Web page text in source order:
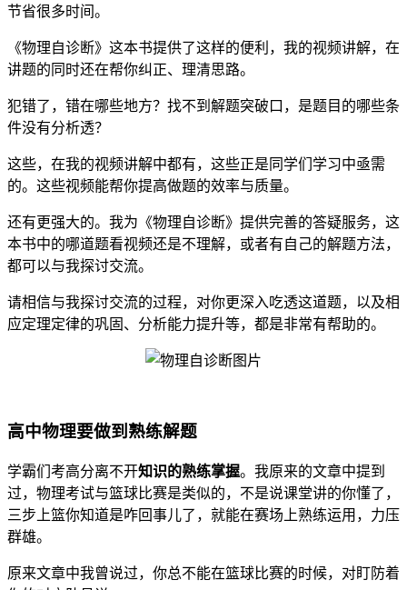
节省很多时间。
《物理自诊断》这本书提供了这样的便利，我的视频讲解，在
讲题的同时还在帮你纠正、理清思路。
犯错了，错在哪些地方？找不到解题突破口，是题目的哪些条
件没有分析透？
这些，在我的视频讲解中都有，这些正是同学们学习中亟需
的。这些视频能帮你提高做题的效率与质量。
还有更强大的。我为《物理自诊断》提供完善的答疑服务，这
本书中的哪道题看视频还是不理解，或者有自己的解题方法，
都可以与我探讨交流。
请相信与我探讨交流的过程，对你更深入吃透这道题，以及相
应定理定律的巩固、分析能力提升等，都是非常有帮助的。
高中物理要做到熟练解题
学霸们考高分离不开知识的熟练掌握。我原来的文章中提到
过，物理考试与篮球比赛是类似的，不是说课堂讲的你懂了，
三步上篮你知道是咋回事儿了，就能在赛场上熟练运用，力压
群雄。
原来文章中我曾说过，你总不能在篮球比赛的时候，对盯防着